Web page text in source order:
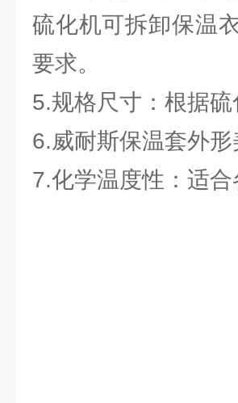
硫化机可拆卸保温
要求。
5.规格尺寸：根据
6.威耐斯保温套外
7.化学温度性：适